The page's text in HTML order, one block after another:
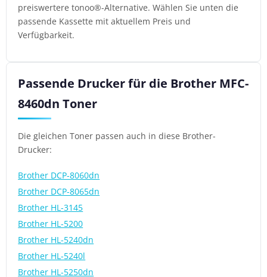
preiswertere tonoo®-Alternative. Wählen Sie unten die
passende Kassette mit aktuellem Preis und
Verfügbarkeit.
Passende Drucker für die Brother MFC-
8460dn Toner
Die gleichen Toner passen auch in diese Brother-
Drucker:
Brother DCP-8060dn
Brother DCP-8065dn
Brother HL-3145
Brother HL-5200
Brother HL-5240dn
Brother HL-5240l
Brother HL-5250dn